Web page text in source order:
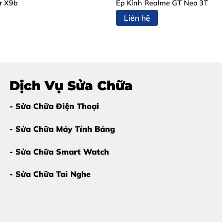
sau, rất có thể bạn cần thay pin Apple Watch Series 4
Series 4 tại Thùy Trang Mobile càng sớm càng
Series 4 Tại Thùy Trang
Watch Series 4
X9b Ép Kính Realme GT Neo 3T
Liên hệ
Dịch Vụ Sửa Chữa
- Sửa Chữa Điện Thoại
- Sửa Chữa Máy Tính Bảng
- Sửa Chữa Smart Watch
- Sửa Chữa Tai Nghe